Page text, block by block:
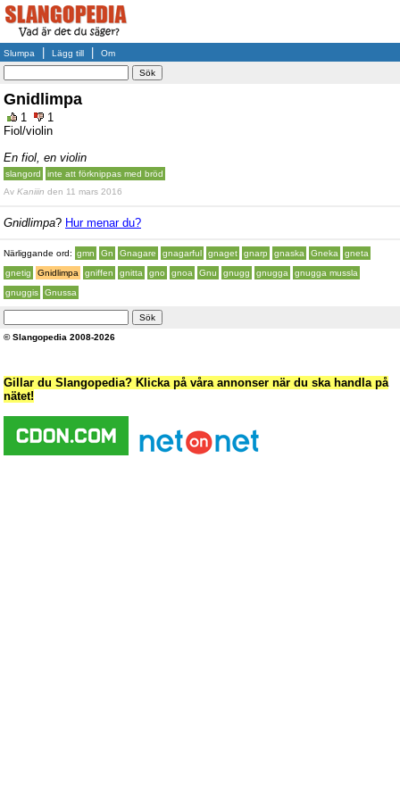
Slumpa Lägg till Om
Gnidlimpa
1
1
Fiol/violin
En fiol, en violin
slangord
inte att förknippas med bröd
Av Kaniiin den 11 mars 2016
Gnidlimpa? Hur menar du?
Närliggande ord: gmn Gn Gnagare gnagarful gnaget gnarp gnaska Gneka
gneta
gnetig
Gnidlimpa gniffen gnitta gno gnoa Gnu gnugg gnugga
gnugga mussla
gnuggis
Gnussa
© Slangopedia 2008-2026
Gillar du Slangopedia? Klicka på våra annonser när du ska handla på
nätet!